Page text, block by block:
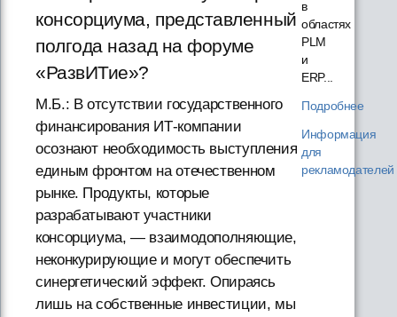
консорциума, представленный
полгода назад на форуме
«РазвИТие»?
М.Б.: В отсутствии государственного
финансирования ИТ-компании
осознают необходимость выступления
единым фронтом на отечественном
рынке. Продукты, которые
разрабатывают участники
консорциума, — взаимодополняющие,
неконкурирующие и могут обеспечить
синергетический эффект. Опираясь
лишь на собственные инвестиции, мы
в
областях
PLM
и
ERP...
Подробнее
Информация
для
рекламодателей